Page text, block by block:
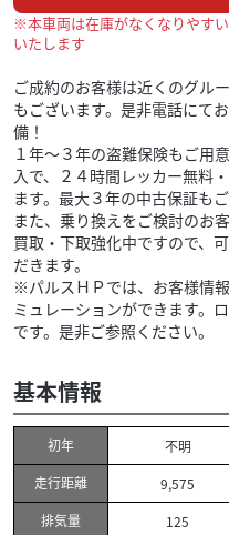
※本車両は在庫がなくなりやす
いたします
ご成約のお客様は近くのグル
もございます。是非電話にて
備！
１年〜３年の盗難保険もご用
入で、２４時間レッカー無料
ます。最大３年の中古保証も
また、乗り換えをご検討のお
買取・下取強化中ですので、
だきます。
※パルスＨＰでは、お客様情
ミュレーションができます。
です。是非ご参照ください。
基本情報
初年 不明
走行距離
9,575
排気量
125